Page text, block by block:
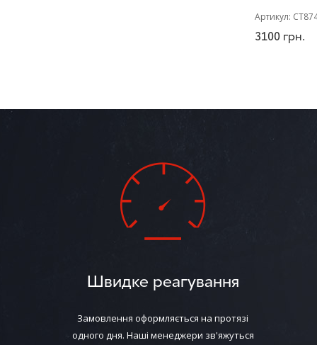
Артикул:
3100 грн.
Швидке реагування
Замовлення оформляється на протязі
одного дня. Наші менеджери зв'яжуться